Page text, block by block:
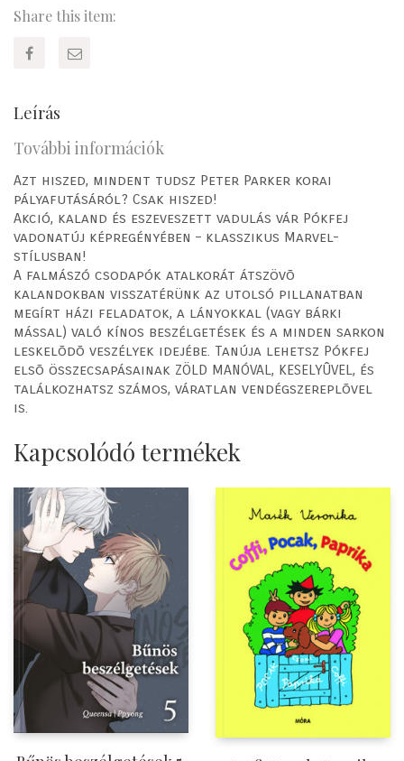
Share this item:
Leírás
További információk
Azt hiszed, mindent tudsz Peter Parker korai
pályafutásáról? Csak hiszed!
Akció, kaland és eszeveszett vadulás vár Pókfej
vadonatúj képregényében – klasszikus Marvel-
stílusban!
A falmászó csodapók atalkorát átszövõ
kalandokban visszatérünk az utolsó pillanatban
megírt házi feladatok, a lányokkal (vagy bárki
mással) való kínos beszélgetések és a minden sarkon
leskelõdõ veszélyek idejébe. Tanúja lehetsz Pókfej
elsõ összecsapásainak ZÖLD MANÓVAL, KESELYÛVEL, és
találkozhatsz számos, váratlan vendégszereplõvel
is.
Kapcsolódó termékek